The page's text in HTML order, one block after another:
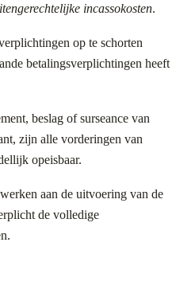
incassokosten.
op te schorten
betalingsverplichtingen heeft
beslag of surseance van
zijn alle vorderingen van
opeisbaar.
aan de uitvoering van de
de volledige